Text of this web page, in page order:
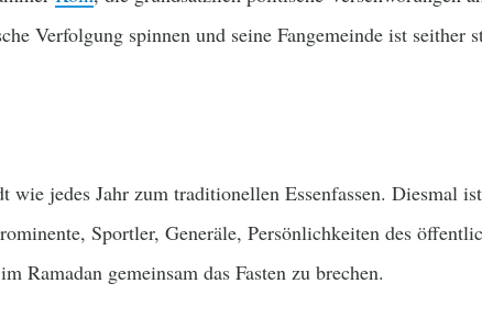
Verfolgung spinnen und seine Fangemeinde ist seither
wie jedes Jahr zum traditionellen Essenfassen. Diesmal
Sportler, Generäle, Persönlichkeiten des
Ramadan gemeinsam das Fasten zu brechen.